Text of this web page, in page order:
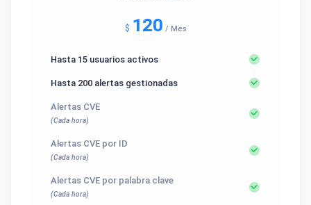
$ 120 / Mes
Hasta 15 usuarios activos
Hasta 200 alertas gestionadas
Alertas CVE
(Cada hora)
Alertas CVE por ID
(Cada hora)
Alertas CVE por palabra clave
(Cada hora)